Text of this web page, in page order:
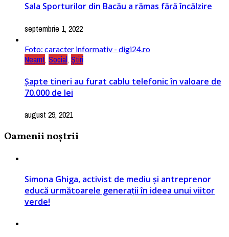
Sala Sporturilor din Bacău a rămas fără încălzire
septembrie 1, 2022
Foto: caracter informativ - digi24.ro
Neamt, Social, Știri
Șapte tineri au furat cablu telefonic în valoare de
70.000 de lei
august 29, 2021
Oamenii noștrii
Simona Ghiga, activist de mediu și antreprenor
educă următoarele generații în ideea unui viitor
verde!